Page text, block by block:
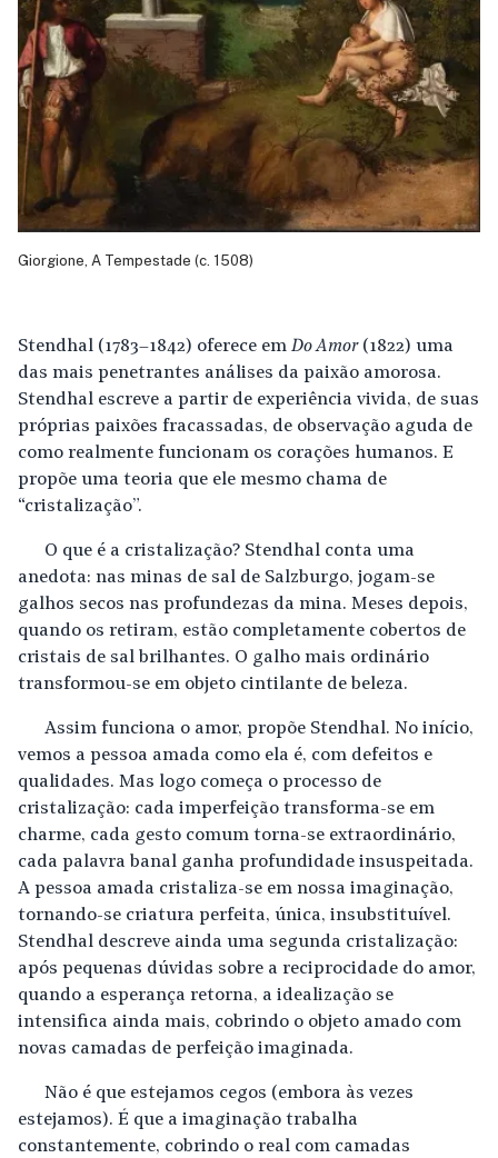
Giorgione, A Tempestade (c. 1508)
Stendhal (1783–1842) oferece em Do Amor(1822) uma
das mais penetrantes análises da paixão amorosa.
Stendhal escreve a partir de experiência vivida, de suas
próprias paixões fracassadas, de observação aguda de
como realmente funcionam os corações humanos. E
propõe uma teoria que ele mesmo chama de
“cristalização”.
O que é a cristalização? Stendhal conta uma
anedota: nas minas de sal de Salzburgo, jogam-se
galhos secos nas profundezas da mina. Meses depois,
quando os retiram, estão completamente cobertos de
cristais de sal brilhantes. O galho mais ordinário
transformou-se em objeto cintilante de beleza.
Assim funciona o amor, propõe Stendhal. No início,
vemos a pessoa amada como ela é, com defeitos e
qualidades. Mas logo começa o processo de
cristalização: cada imperfeição transforma-se em
charme, cada gesto comum torna-se extraordinário,
cada palavra banal ganha profundidade insuspeitada.
A pessoa amada cristaliza-se em nossa imaginação,
tornando-se criatura perfeita, única, insubstituível.
Stendhal descreve ainda uma segunda cristalização:
após pequenas dúvidas sobre a reciprocidade do amor,
quando a esperança retorna, a idealização se
intensifica ainda mais, cobrindo o objeto amado com
novas camadas de perfeição imaginada.
Não é que estejamos cegos (embora às vezes
estejamos). É que a imaginação trabalha
constantemente, cobrindo o real com camadas